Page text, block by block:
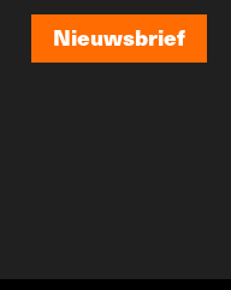
Nieuwsbrief